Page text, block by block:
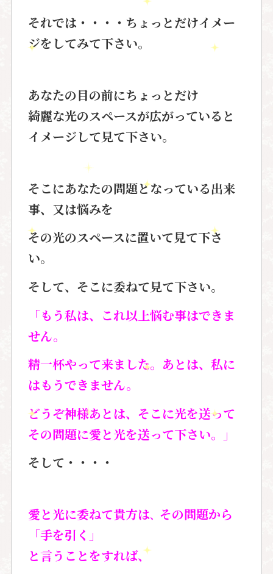
それでは・・・・ ちょっとだけイメー
ジをしてみて下さい。
あなたの目の前にちょっとだけ
綺麗な光のスペースが広がっていると
イメージして見て下さい。
そこにあなたの問題となっている出来
事、又は悩みを
その光のスペースに置いて見て下さ
い。
そして、そこに委ねて見て下さい。
「もう私は、これ以上悩む事はできま
せん。
精一杯やって来ました。あとは、私に
はもうできません。
どうぞ神様あとは、そこに光を送って
その問題に愛と光を送って下さい。」
そして・・・・
愛と光に委ねて貴方は、 その問題から
「手を引く」
と言うことをすれば、